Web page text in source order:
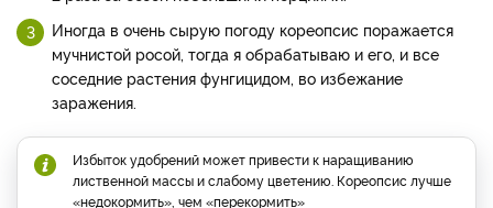
Иногда в очень сырую погоду кореопсис поражается
мучнистой росой, тогда я обрабатываю и его, и все
соседние растения фунгицидом, во избежание
заражения.
Избыток удобрений может привести к наращиванию
лиственной массы и слабому цветению. Кореопсис лучше
«недокормить», чем «перекормить»